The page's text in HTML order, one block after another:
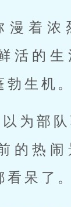
漫着浓
活的生
生机。
为部
的热闹
呆了。